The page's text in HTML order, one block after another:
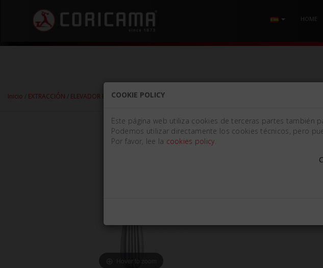
HOME
Inicio EXTRACCIÓN ELEVADOR PARA RAÍCES /ELEVADORES PARA RAÍCES - MANGO LARGO
Hover to zoom
COOKIE POLICY
Este página web utiliza cookies de terceras partes también
Podemos utilizar directamente los cookies técnicos, pero
Por favor, lee la cookies policy.